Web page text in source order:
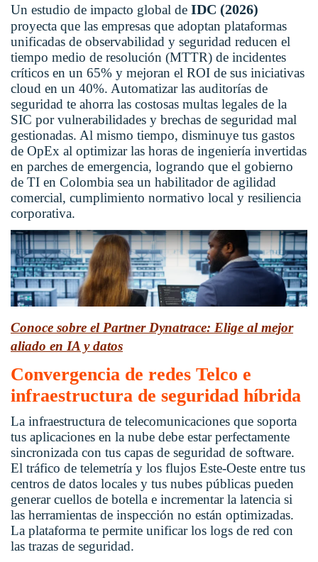
Un estudio de impacto global de IDC (2026)
proyecta que las empresas que adoptan plataformas
unificadas de observabilidad y seguridad reducen el
tiempo medio de resolución (MTTR) de incidentes
críticos en un 65% y mejoran el ROI de sus iniciativas
cloud en un 40%. Automatizar las auditorías de
seguridad te ahorra las costosas multas legales de la
SIC por vulnerabilidades y brechas de seguridad mal
gestionadas. Al mismo tiempo, disminuye tus gastos
de OpEx al optimizar las horas de ingeniería invertidas
en parches de emergencia, logrando que el gobierno
de TI en Colombia sea un habilitador de agilidad
comercial, cumplimiento normativo local y resiliencia
corporativa.
Conoce sobre el Partner Dynatrace: Elige al mejor
aliado en IA y datos
Convergencia de redes Telco e
infraestructura de seguridad híbrida
La infraestructura de telecomunicaciones que soporta
tus aplicaciones en la nube debe estar perfectamente
sincronizada con tus capas de seguridad de software.
El tráfico de telemetría y los flujos Este-Oeste entre tus
centros de datos locales y tus nubes públicas pueden
generar cuellos de botella e incrementar la latencia si
las herramientas de inspección no están optimizadas.
La plataforma te permite unificar los logs de red con
las trazas de seguridad.